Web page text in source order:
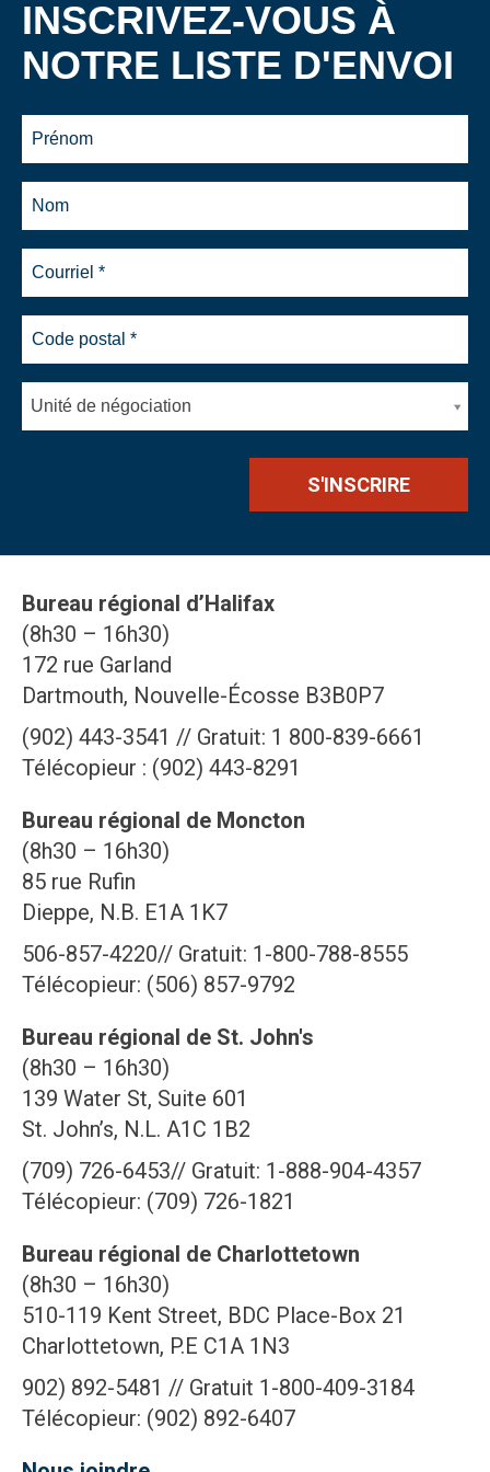
INSCRIVEZ-VOUS À
NOTRE LISTE D'ENVOI
Unité de négociation
Bureau régional d’Halifax
(8h30 – 16h30)
172 rue Garland
Dartmouth, Nouvelle-Écosse B3B0P7
(902) 443-3541 // Gratuit: 1 800-839-6661
Télécopieur : (902) 443-8291
Bureau régional de Moncton
(8h30 – 16h30)
85 rue Rufin
Dieppe, N.B. E1A 1K7
506-857-4220// Gratuit: 1-800-788-8555
Télécopieur: (506) 857-9792
Bureau régional de St. John's
(8h30 – 16h30)
139 Water St, Suite 601
St. John’s, N.L. A1C 1B2
(709) 726-6453// Gratuit: 1-888-904-4357
Télécopieur: (709) 726-1821
Bureau régional de Charlottetown
(8h30 – 16h30)
510-119 Kent Street, BDC Place-Box 21
Charlottetown, P.E C1A 1N3
902) 892-5481 // Gratuit 1-800-409-3184
Télécopieur: (902) 892-6407